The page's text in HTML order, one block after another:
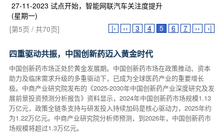
27-11-2023
(星期一)
试点开始，智能网联汽车关注度提升
[第5页 / 共70页] |‹ ‹‹ 3 4 5 6 7 ›› ›|
四重驱动共振，中国创新药迈入黄金时代
中国创新药市场正处於黄金发展期。中国创新药市场在政策推动、资本
助力及临床需求升级的多重驱动下，已成为全球医药产业的重要增长
极。中商产业研究院发布的《2025-2030年中国创新药产业深度研究及发
展前景投资预测分析报告》资料显示，2024年中国创新药市场规模1.13
万亿元，政策全链条支持与研发投入持续加码是核心驱动力，2025年约
为1.22万亿元。中商产业研究院分析师预测，到2026年，中国创新药市
场规模将超过1.3万亿元。